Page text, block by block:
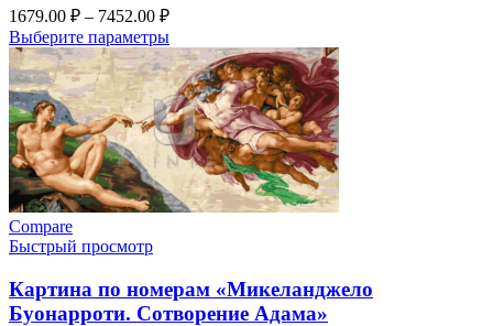
1679.00 ₽ – 7452.00 ₽Диапазон
цен:
1679.00 ₽
–
7452.00 ₽
Выберите параметрыЭтот
товар
имеет
несколько
вариаций.
Опции
можно
выбрать
на
странице
Compare
Быстрый просмотр
Картина по номерам «Микеланджело
Буонарроти. Сотворение Адама»